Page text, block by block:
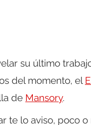
su último
del momento, el
de Mansory.
te lo aviso, poco